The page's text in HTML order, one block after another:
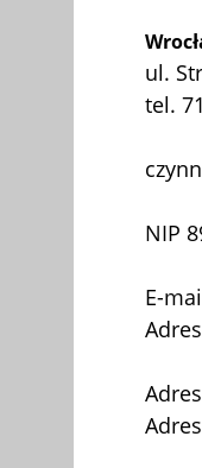
ul.
tel.
NIP
E-